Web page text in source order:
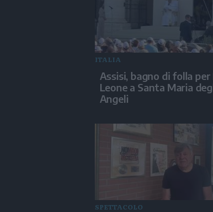
ITALIA
Assisi, bagno di folla per
Leone a Santa Maria
Angeli
SPETTACOLO